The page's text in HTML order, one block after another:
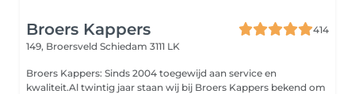
Broers Kappers
414
149, Broersveld Schiedam 3111 LK
Broers Kappers: Sinds 2004 toegewijd aan service en
kwaliteit.Al twintig jaar staan wij bij Broers Kappers bekend om